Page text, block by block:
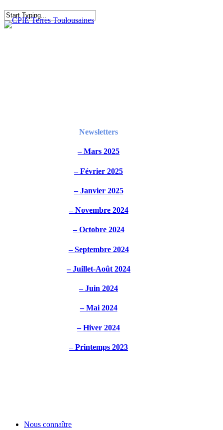
to
main
Newsletters
– Mars 2025
– Février 2025
– Janvier 2025
– Novembre 2024
– Octobre 2024
– Septembre 2024
– Juillet-Août 2024
– Juin 2024
– Mai 2024
– Hiver 2024
– Printemps 2023
Nous connaître